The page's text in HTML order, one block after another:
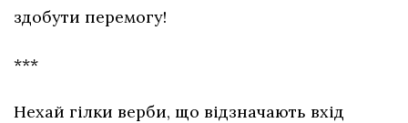
здобути перемогу!
***
Нехай гілки верби, що відзначають вхід